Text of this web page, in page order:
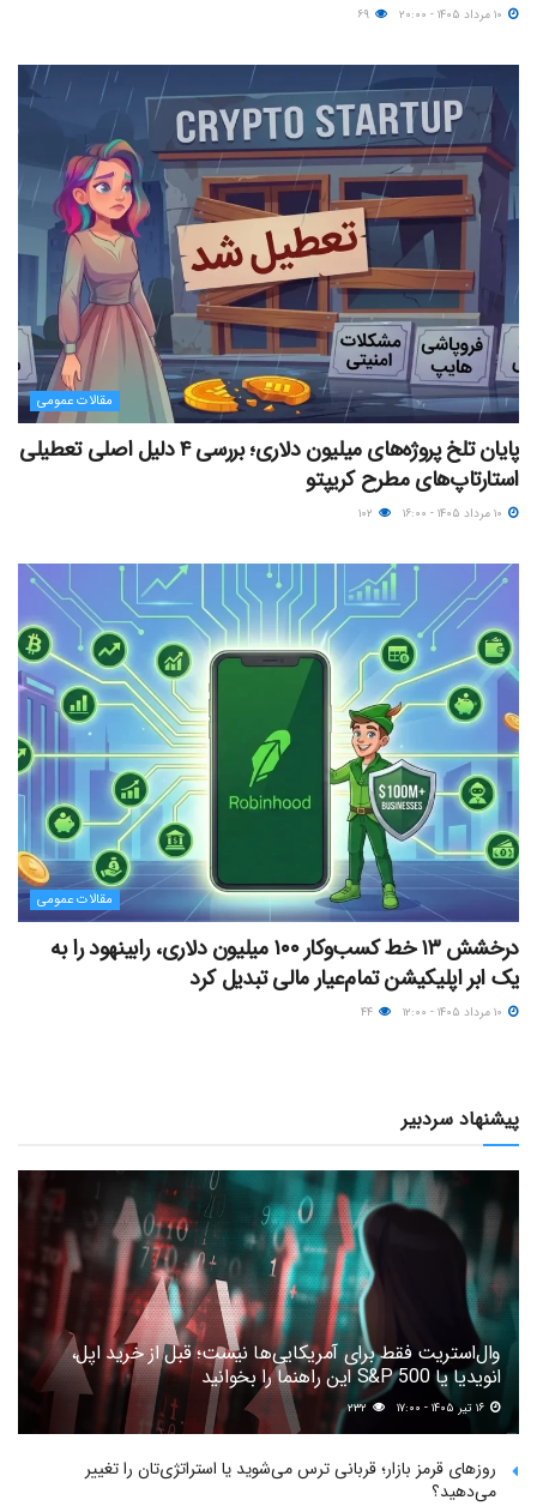
مقالات عمومی
پایان تلخ پروژه‌های میلیون دلاری؛ بررسی ۴ دلیل اصلی تعطیلی
استارتاپ‌های مطرح کریپتو
مقالات عمومی
درخشش ۱۳ خط کسب‌وکار ۱۰۰ میلیون دلاری، رابینهود را به
یک ابر اپلیکیشن تمام‌عیار مالی تبدیل کرد
پیشنهاد سردبیر
وال‌استریت فقط برای آمریکایی‌ها نیست؛ قبل از خرید اپل،
انویدیا یا S&P 500 این راهنما را بخوانید
۲۳۲
روزهای قرمز بازار؛ قربانی ترس می‌شوید یا استراتژی‌تان را تغییر
می‌دهید؟